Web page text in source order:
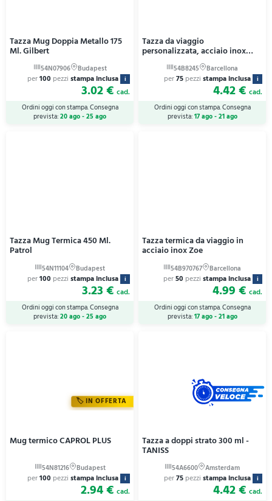
Tazza Mug Doppia Metallo 175
Ml. Gilbert
per100 pezzi stampa inclusa i
3.02 € cad.
Ordini oggi con stampa. Consegna
prevista:20 ago - 25 ago
Tazza da viaggio
personalizzata, acciaio inox
per75 pezzi stampa inclusa i
4.42 € cad.
Ordini oggi con stampa. Consegna
prevista:17 ago - 21 ago
Tazza Mug Termica 450 Ml.
Patrol
per100 pezzi stampa inclusa i
3.23 € cad.
Ordini oggi con stampa. Consegna
prevista:20 ago - 25 ago
Tazza termica da viaggio in
acciaio inox Zoe
per50 pezzi stampa inclusa i
4.99 € cad.
Ordini oggi con stampa. Consegna
prevista:17 ago - 21 ago
IN OFFERTA
Mug termico CAPROL PLUS
per100 pezzi stampa inclusa i
2.94 € cad.
Tazza a doppi strato 300 ml -
TANISS
per75 pezzi stampa inclusa i
4.42 € cad.